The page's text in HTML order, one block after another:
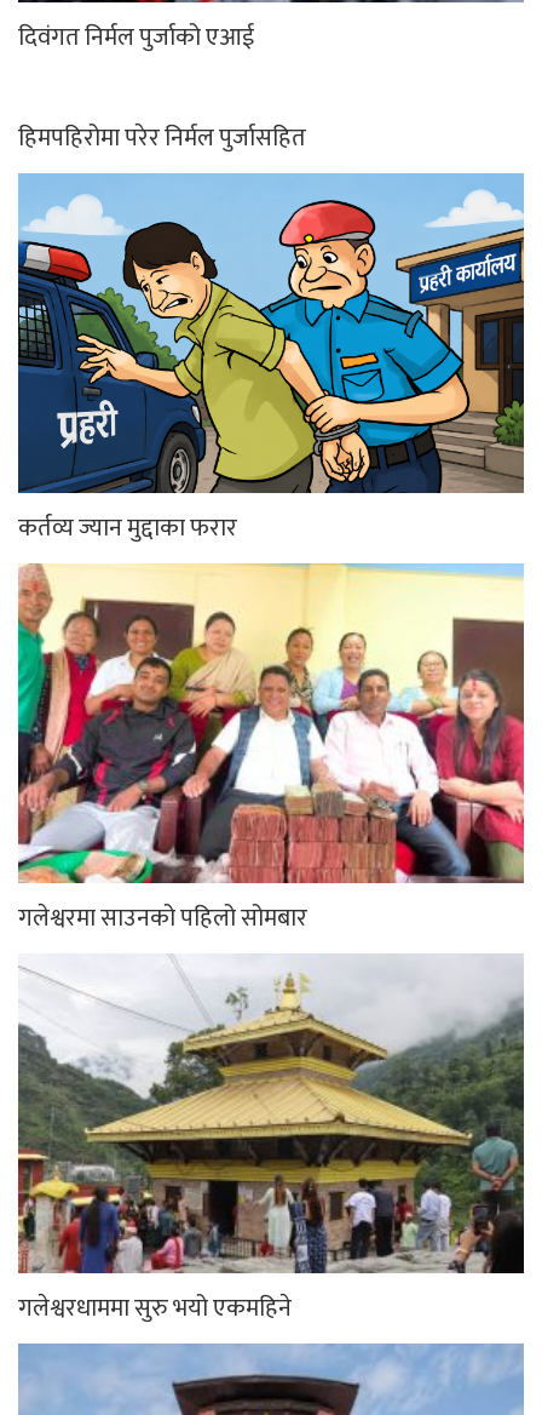
दिवंगत निर्मल पुर्जाको एआई
हिमपहिरोमा परेर निर्मल पुर्जासहित
कर्तव्य ज्यान मुद्दाका फरार
गलेश्वरमा साउनको पहिलो सोमबार
गलेश्वरधाममा सुरु भयो एकमहिने